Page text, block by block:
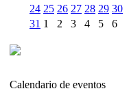
24 25 26 27 28 29 30
31 1 2 3 4 5 6
Calendario de eventos